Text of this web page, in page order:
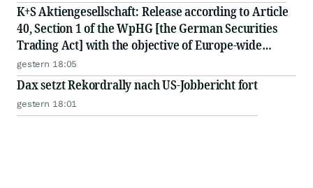
K+S Aktiengesellschaft: Release according to Article
40, Section 1 of the WpHG [the German Securities
Trading Act] with the objective of Europe-wide
distribution
gestern 18:05
Dax setzt Rekordrally nach US-Jobbericht fort
gestern 18:01